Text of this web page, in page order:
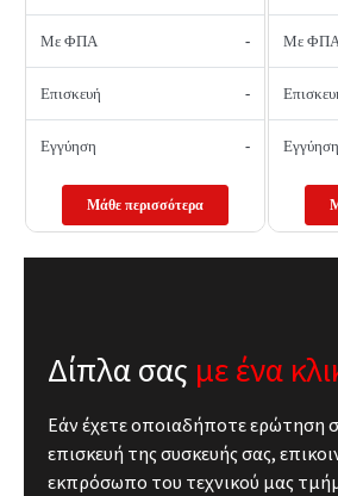
Με ΦΠΑ -
Επισκευή -
Εγγύηση -
Μάθε περισσότερα
Με
Εγγύηση
Δίπλα σας με ένα
Εάν έχετε οποιαδήποτε ερώτηση
επισκευή της συσκευής σας,
εκπρόσωπο του τεχνικού μας